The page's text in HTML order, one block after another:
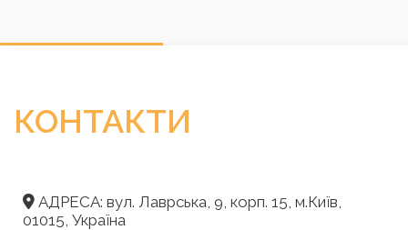
КОНТАКТИ
АДРЕСА: вул. Лаврська, 9, корп. 15, м.Київ,
01015, Україна